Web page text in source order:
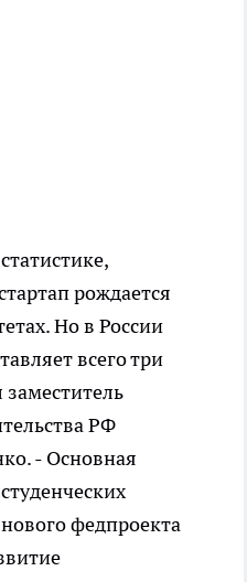
рождается
Но в России
всего три
РФ
- Основная
федпроекта